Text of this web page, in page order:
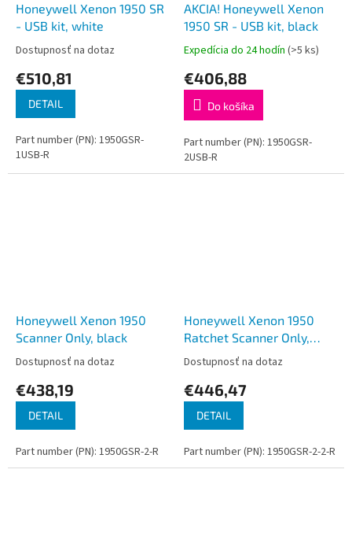
Honeywell Xenon 1950 SR
- USB kit, white
Dostupnosť na dotaz
€510,81
DETAIL
Part number (PN): 1950GSR-
1USB-R
AKCIA! Honeywell Xenon
1950 SR - USB kit, black
Expedícia do 24 hodín (>5 ks)
€406,88
Do košíka
Part number (PN): 1950GSR-
2USB-R
Honeywell Xenon 1950
Scanner Only, black
Dostupnosť na dotaz
€438,19
DETAIL
Part number (PN): 1950GSR-2-R
Honeywell Xenon 1950
Ratchet Scanner Only,
black
Dostupnosť na dotaz
€446,47
DETAIL
Part number (PN): 1950GSR-2-2-R